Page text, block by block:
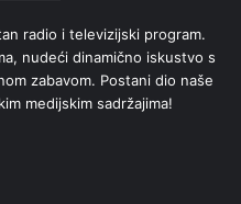
radio i televizijski program.
nudeći dinamično iskustvo s
zabavom. Postani dio naše
medijskim sadržajima!